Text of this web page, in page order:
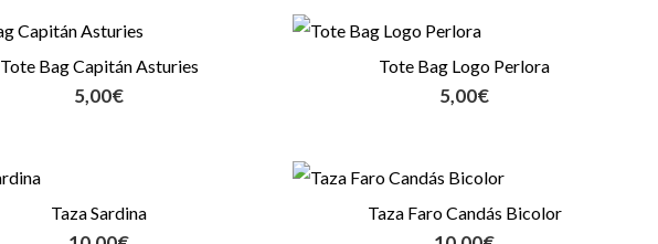
Tote Bag Capitán Asturies
5,00€
Tote Bag Logo Perlora
5,00€
Taza Sardina Taza Faro Candás Bicolor